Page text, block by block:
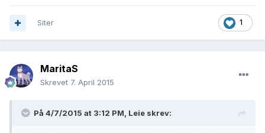
1
Siter
MaritaS
Skrevet 7. April 2015
På 4/7/2015 at 3:12 PM, Leie skrev: